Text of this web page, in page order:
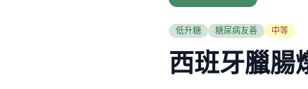
低升糖 糖尿病友善 中等
西班牙臘腸